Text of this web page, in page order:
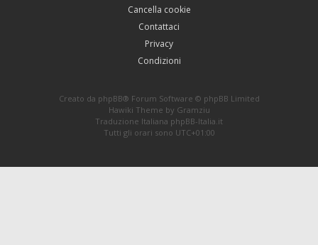
Cancella cookie
Contattaci
Privacy
Condizioni
Creato da phpBB® Forum Software © phpBB Limited
Hawiki Theme by Gramziu
Traduzione Italiana phpBB-Italia.it
Tutti gli orari sono UTC+01:00